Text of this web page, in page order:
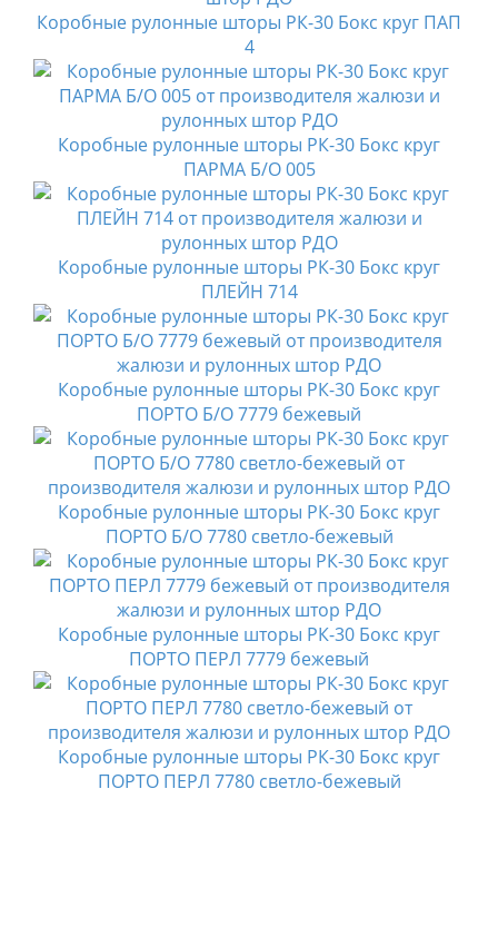
Коробные рулонные шторы РК-30 Бокс круг ПАП
4
Коробные рулонные шторы РК-30 Бокс круг
ПАРМА Б/О 005
Коробные рулонные шторы РК-30 Бокс круг
ПЛЕЙН 714
Коробные рулонные шторы РК-30 Бокс круг
ПОРТО Б/О 7779 бежевый
Коробные рулонные шторы РК-30 Бокс круг
ПОРТО Б/О 7780 светло-бежевый
Коробные рулонные шторы РК-30 Бокс круг
ПОРТО ПЕРЛ 7779 бежевый
Коробные рулонные шторы РК-30 Бокс круг
ПОРТО ПЕРЛ 7780 светло-бежевый